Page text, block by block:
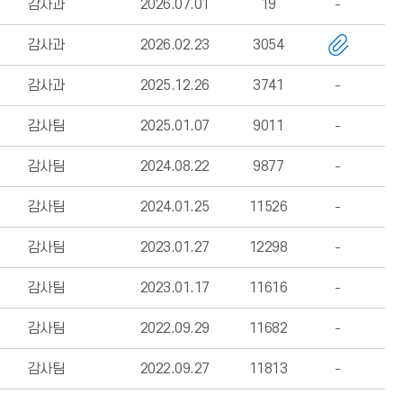
감사과 2026.07.01 19
감사과 2026.02.23 3054
감사과 2025.12.26 3741
감사팀 2025.01.07 9011
감사팀 2024.08.22 9877
감사팀 2024.01.25 11526
감사팀 2023.01.27 12298
감사팀 2023.01.17 11616
감사팀 2022.09.29 11682
감사팀 2022.09.27 11813